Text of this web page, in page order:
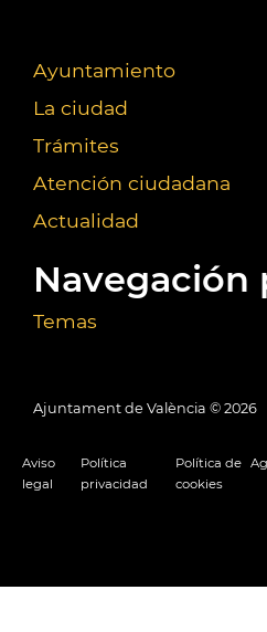
Ayuntamiento
La ciudad
Trámites
Atención ciudadana
Actualidad
Navegación
Temas
Ajuntament de València © 2026
Aviso
legal
Política
privacidad
Política de
cookies